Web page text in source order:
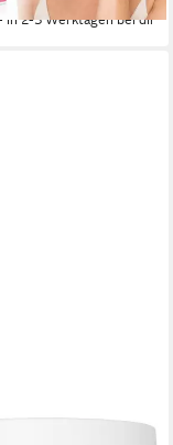
in 2-3 Werktagen bei dir